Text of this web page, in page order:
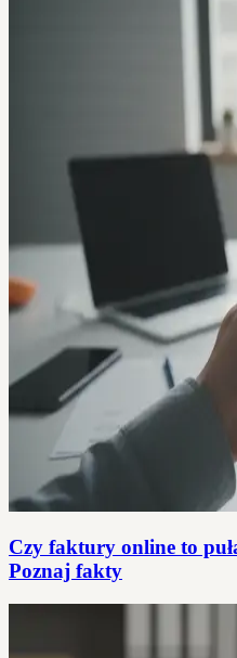
Czy faktury online to
Poznaj fakty